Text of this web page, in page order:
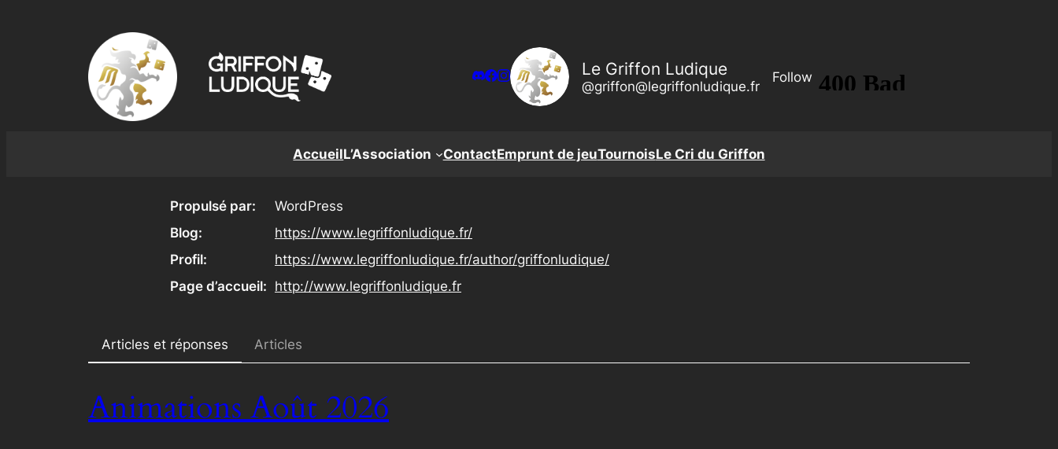
Le Griffon Ludique
@griffon@legriffonludique.fr
Follow
AccueilL’Association ContactEmprunt de jeuTournoisLe Cri du Griffon
Propulsé par
WordPress
Blog
https://www.legriffonludique.fr/
Profil
https://www.legriffonludique.fr/author/griffonludique/
Page d’accueil
http://www.legriffonludique.fr
Articles et réponses Articles
Animations Août 2026